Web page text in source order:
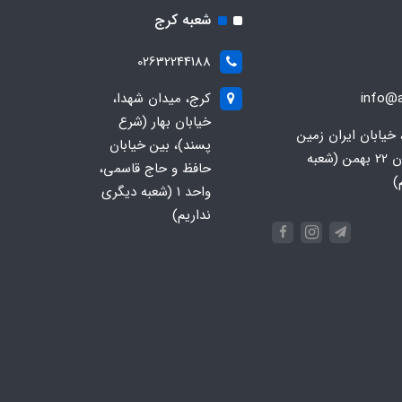
خیابان ایران زمین
جنوبی، خیابان 22 بهمن (شعبه
شعبه کرج
02632244188
کرج، میدان شهدا،
خیابان بهار (شرع
پسند)، بین خیابان
حافظ و حاج قاسمی،
واحد ۱ (شعبه دیگری
نداریم)